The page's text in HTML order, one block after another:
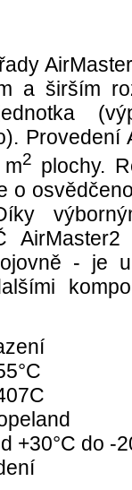
a širším
2 plochy.
o
- je
+30°C do -